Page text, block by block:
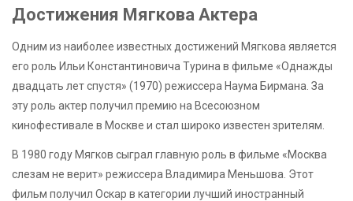
Достижения Мягкова Актера
Одним из наиболее известных достижений Мягкова является
его роль Ильи Константиновича Турина в фильме «Однажды
двадцать лет спустя» (1970) режиссера Наума Бирмана. За
эту роль актер получил премию на Всесоюзном
кинофестивале в Москве и стал широко известен зрителям.
В 1980 году Мягков сыграл главную роль в фильме «Москва
слезам не верит» режиссера Владимира Меньшова. Этот
фильм получил Оскар в категории лучший иностранный